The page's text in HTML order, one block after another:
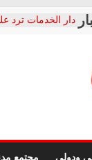
دار الخدمات ترد
معاناة أصحاب
فرحات سليمان
حزب التحالف
صور .. اعتماد
ودولي مجتمع